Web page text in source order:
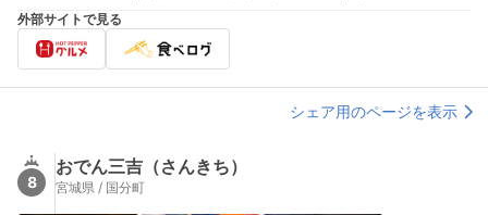
（料理L.O. 14:30）17:00～20:00 （料理L.O. 19:30 ドリンクL.O.
19:30）
外部サイトで見る
シェア用のページを表示
8
おでん三吉（さんきち）
宮城県 / 国分町